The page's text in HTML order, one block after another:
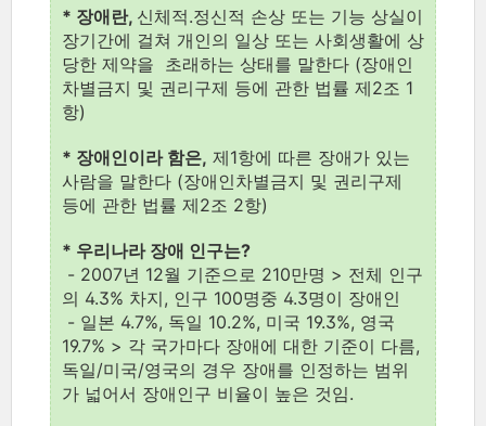
* 장애란, 신체적.정신적 손상 또는 기능 상실이
장기간에 걸쳐 개인의 일상 또는 사회생활에 상
당한 제약을 초래하는 상태를 말한다 (장애인
차별금지 및 권리구제 등에 관한 법률 제2조 1
항)
* 장애인이라 함은, 제1항에 따른 장애가 있는
사람을 말한다 (장애인차별금지 및 권리구제
등에 관한 법률 제2조 2항)
* 우리나라 장애 인구는?
- 2007년 12월 기준으로 210만명 > 전체 인구
의 4.3% 차지, 인구 100명중 4.3명이 장애인
- 일본 4.7%, 독일 10.2%, 미국 19.3%, 영국
19.7% > 각 국가마다 장애에 대한 기준이 다름,
독일/미국/영국의 경우 장애를 인정하는 범위
가 넓어서 장애인구 비율이 높은 것임.